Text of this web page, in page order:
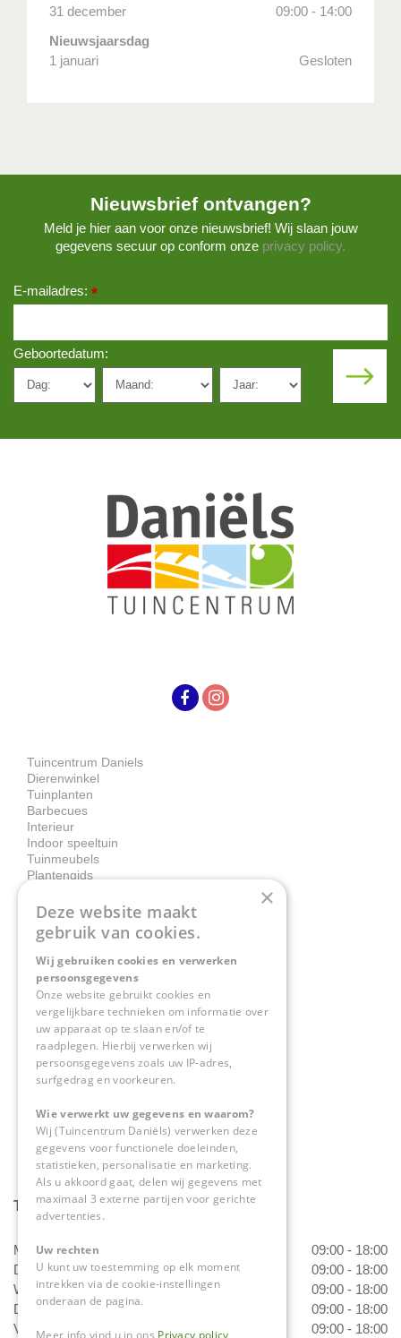
31 december
09:00 - 14:00
Nieuwsjaarsdag
1 januari
Gesloten
Nieuwsbrief ontvangen?
Meld je hier aan voor onze nieuwsbrief! Wij slaan jouw
gegevens secuur op conform onze privacy policy.
E-mailadres: *
Geboortedatum:
Tuincentrum Daniels
Dierenwinkel
Tuinplanten
Barbecues
Interieur
Indoor speeltuin
Tuinmeubels
Plantengids
Contact
Tuincentrum Daniëls
Herkenbosserweg 4
6063 NL Vlodrop
0475-534298
info@tuincentrumdaniels.nl
Tuincentrum Daniëls
Maandag
09:00 - 18:00
Dinsdag
09:00 - 18:00
Woensdag
09:00 - 18:00
Donderdag
09:00 - 18:00
Vrijdag
09:00 - 18:00
×
Deze website maakt
gebruik van cookies.
Wij gebruiken cookies en verwerken
persoonsgegevens
Onze website gebruikt cookies en
vergelijkbare technieken om informatie over
uw apparaat op te slaan en/of te
raadplegen. Hierbij verwerken wij
persoonsgegevens zoals uw IP-adres,
surfgedrag en voorkeuren.
Wie verwerkt uw gegevens en waarom?
Wij (Tuincentrum Daniëls) verwerken deze
gegevens voor functionele doeleinden,
statistieken, personalisatie en marketing.
Als u akkoord gaat, delen wij gegevens met
maximaal 3 externe partijen voor gerichte
advertenties.
Uw rechten
U kunt uw toestemming op elk moment
intrekken via de cookie-instellingen
onderaan de pagina.
Meer info vind u in ons Privacy policy